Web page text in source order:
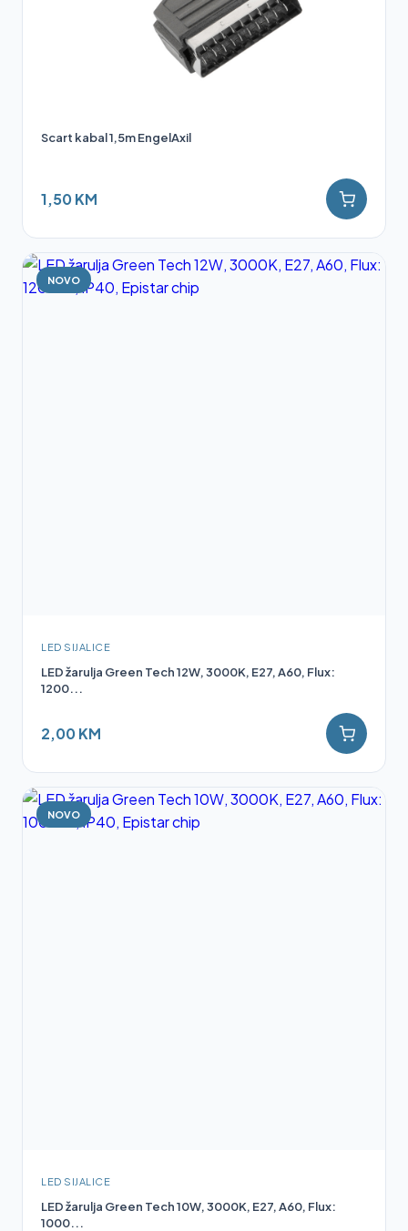
Scart kabal 1,5m EngelAxil
1,50 KM
NOVO
LED SIJALICE
LED žarulja Green Tech 12W, 3000K, E27, A60, Flux:
1200...
2,00 KM
NOVO
LED SIJALICE
LED žarulja Green Tech 10W, 3000K, E27, A60, Flux:
1000...